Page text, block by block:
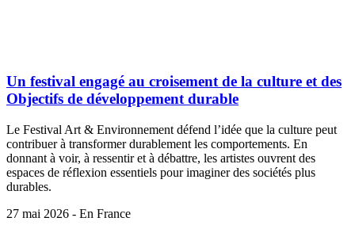
Un festival engagé au croisement de la culture et des
Objectifs de développement durable
Le Festival Art & Environnement défend l’idée que la culture peut
contribuer à transformer durablement les comportements. En
donnant à voir, à ressentir et à débattre, les artistes ouvrent des
espaces de réflexion essentiels pour imaginer des sociétés plus
durables.
27 mai 2026 - En France